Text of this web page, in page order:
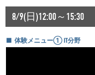
8/9(日)12:00～15:30
体験メニュー① IT分野